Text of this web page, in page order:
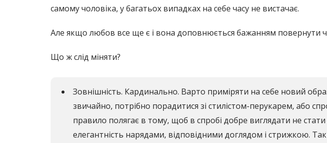
самому чоловіка, у багатьох випадках на себе часу не вистачає.
Але якщо любов все ще є і вона доповнюється бажанням повернути
Що ж слід міняти?
Зовнішність. Кардинально. Варто приміряти на себе новий
звичайно, потрібно порадитися зі стилістом-перукарем, або
правило полягає в тому, щоб в спробі добре виглядати не
елегантність нарядами, відповідними доглядом і стрижкою.